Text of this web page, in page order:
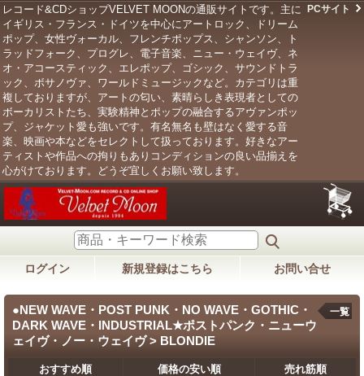
レコード&CDショップVELVET MOONの通販サイトです。主に
イギリス・フランス・ドイツを中心にアートロック、ドリーム
ポップ、女性ヴォーカル、フレンチポップス、シャンソン、ト
ラッドフォーク、プログレ、電子音楽、ニュー・ウェイヴ、ネ
オ・アコースティック、エレポップ、ゴシック、サウンドトラ
ック、ボサノヴァ、ワールドミュージックなど。カテゴリは重
複しておりますが、アートの匂い、素晴らしき表現者としての
ボーカリストたち、実験精神とポップの融合するアヴァンポッ
プ、ジャケット愛も強いです。有名無名も壁はなく愛する音
楽、映画や本などをセレクトして扱っております。好きなアー
ティストや作品への拘りもありコンディションの良い品揃えを
心がけております。どうぞ宜しくお願い致します。
PCサイト
ログイン 新規登録はこちら お問い合せ
●NEW WAVE・POST PUNK・NO WAVE・GOTHIC・
DARK WAVE・INDUSTRIAL★ポストパンク・ニューウ
ェイヴ・ノー・ウェイヴ > BLONDIE
一覧
おすすめ順 価格の安い順 売れ筋順